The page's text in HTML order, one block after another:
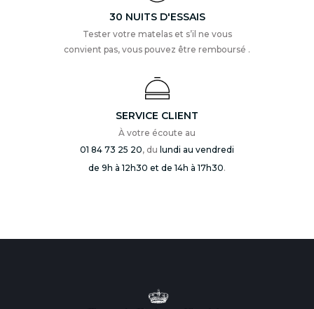
30 NUITS D'ESSAIS
Tester votre matelas et s’il ne vous
convient pas, vous pouvez être remboursé .
SERVICE CLIENT
À votre écoute au
01 84 73 25 20, du lundi au vendredi
de 9h à 12h30 et de 14h à 17h30.